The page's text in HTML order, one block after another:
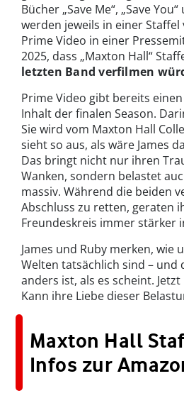
Bücher „Save Me“, „Save You“
werden jeweils in einer
Prime Video in einer
2025, dass „Maxton Hall“
letzten Band verfilmen
Prime Video gibt bereits
Inhalt der finalen Season.
Sie wird vom Maxton Hall
sieht so aus, als wäre James
Das bringt nicht nur ihren
Wanken, sondern belastet
massiv. Während die beiden
Abschluss zu retten, geraten
Freundeskreis immer stärker
James und Ruby merken, wie
Welten tatsächlich sind – und
anders ist, als es scheint.
Kann ihre Liebe dieser
Maxton Hall
Infos zur